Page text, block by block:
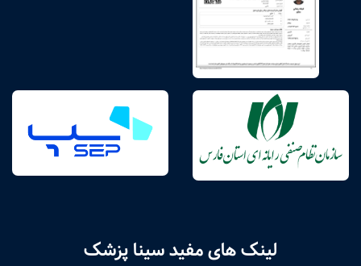
لینک های مفید سینا پزشک